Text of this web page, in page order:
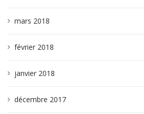
mars 2018
février 2018
janvier 2018
décembre 2017